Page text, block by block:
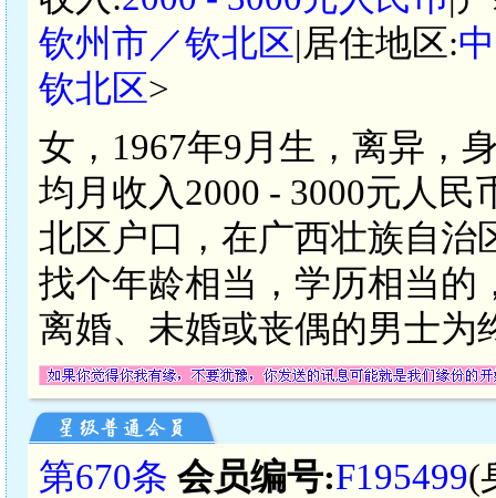
钦州市／钦北区|居住地区:
钦北区>
女，1967年9月生，离异，
均月收入2000 - 3000元人
北区户口，在广西壮族自治
找个年龄相当，学历相当的
离婚、未婚或丧偶的男士为
第670条 会员编号:F195499(